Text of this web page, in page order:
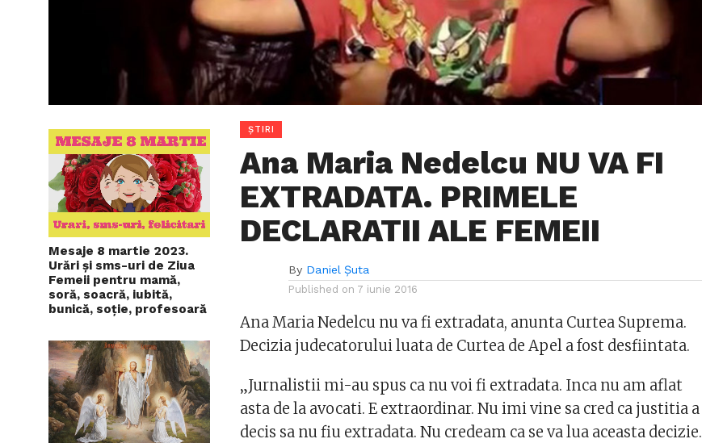
Mesaje 8 martie 2023.
Urări și sms-uri de Ziua
Femeii pentru mamă,
soră, soacră, iubită,
bunică, soție, profesoară
ȘTIRI
Ana Maria Nedelcu NU VA FI
EXTRADATA. PRIMELE
DECLARATII ALE FEMEII
By Daniel Șuta
Published on 7 iunie 2016
Ana Maria Nedelcu nu va fi extradata, anunta Curtea Suprema.
Decizia judecatorului luata de Curtea de Apel a fost desfiintata.
„Jurnalistii mi-au spus ca nu voi fi extradata. Inca nu am aflat
asta de la avocati. E extraordinar. Nu imi vine sa cred ca justitia a
decis sa nu fiu extradata. Nu credeam ca se va lua aceasta decizie.